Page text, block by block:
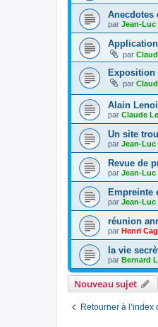
Anecdotes
par Jean-Luc
par
Exposition
par
Alain
par Claude
Un site
par Jean-Luc
Revue de
par Jean-Luc
Empreinte
par Jean-Luc
réunion
par Henri
la vie
par Bernard
Nouveau sujet
Retourner à l’index